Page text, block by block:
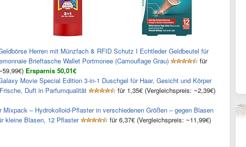
Herren mit Münzfach & RFID Schutz I Echtleder Geldbeutel für
Brieftasche Wallet Portmonee (Camouflage Grau)
für
Ersparnis 50,01€
Movie Special Edition 3-in-1 Duschgel für Haar, Gesicht und Körper
Duft in Parfumqualität
für 1,35€ (Vergleichspreis: ~2,39€)
Mixpack – Hydrokolloid-Pflaster in verschiedenen Größen – gegen Blasen
kleine Blasen, 12 Pflaster
für 6,37€ (Vergleichspreis: ~11,99€)